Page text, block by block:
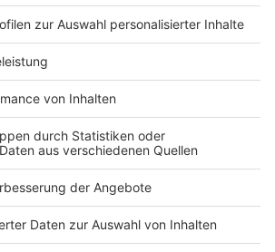
der Arzthonorare, müsste sich die
damit befassen. Es müssten
geändert oder neu
will er einen Impuls für die
Debatte setzen. Ob und wie die
umgesetzt werden ist damit